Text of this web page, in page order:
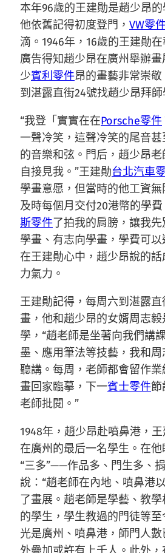
本年96歲的王建勛是趙少昂
他依舊記得初度登門， VW零
滴。1946年，16歲的王建勛
廣告得知趙少昂在廣州舉辦
少賓利零件昂的畫藝非常崇
到湛露直街24號找趙少昂拜師
“我登「實實在在Porsche零件
一聲冷笑，這聲冷笑的尾音
的音樂和弦。門后，趙少昂
自接見我。”王建勛台北汽車
學畫意愿，但當時的他工資
及時每個月交付20港幣的學
斯零件了拍我的肩膀，讓我
學畫、有志向學畫，學費可
在王建勛心中，趙少昂說的
力氣力。
王建勛記得，每周六到湛露
畫，他和趙少昂的女婿周志毅
學，“趙老師是坐著向我們講
墨、應用筆法等技藝，我和
聽講。每周，老師都會留作
畫回家臨摹，下一賓士零件節
老師批閱。”
1948年，趙少昂赴噴鼻港，
在廣州的最后一名學生。在
“三多”——作品多、門生多、
說：“趙老師在內地、噴鼻港
了畫展。趙老師是學藝、教
的學生，學生教過的門徒等至
光是廣州、噴鼻港，師門人